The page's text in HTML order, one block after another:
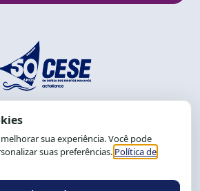
R. da Graça, 150. Graça
CEP: 40.150-055
Salvador-BA, Brasil.
5457, Cel.: (71) 9 9239-2104 ou 2105
8h às 12h e 13 às 17h.